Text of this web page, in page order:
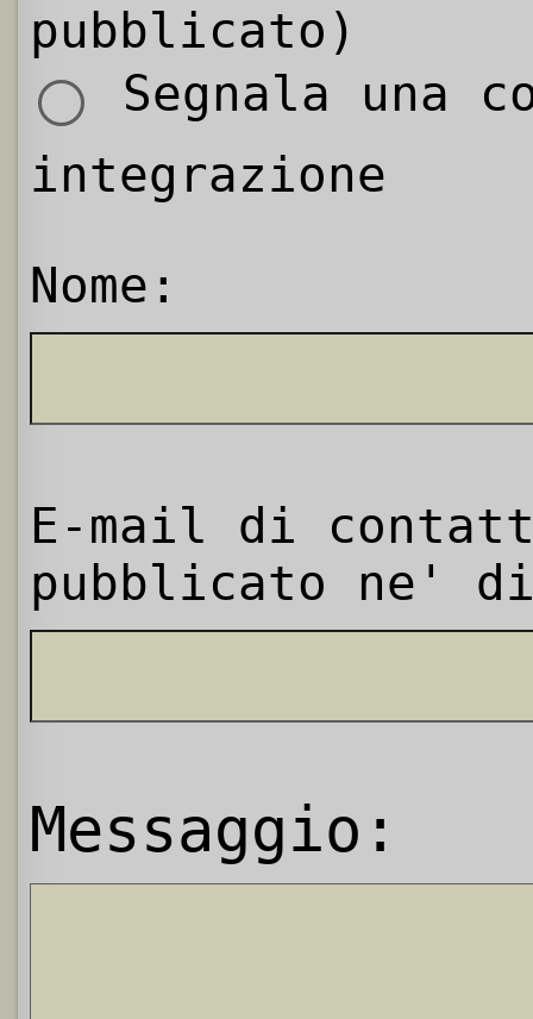
pubblicato)
Segnala una
integrazione
Nome:
E-mail di
pubblicato ne'
Messaggio: